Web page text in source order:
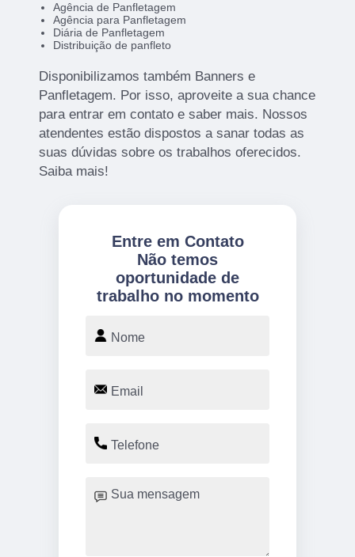
Agência de Panfletagem
Agência para Panfletagem
Diária de Panfletagem
Distribuição de panfleto
Disponibilizamos também Banners e
Panfletagem. Por isso, aproveite a sua chance
para entrar em contato e saber mais. Nossos
atendentes estão dispostos a sanar todas as
suas dúvidas sobre os trabalhos oferecidos.
Saiba mais!
Entre em Contato
Não temos
oportunidade de
trabalho no momento